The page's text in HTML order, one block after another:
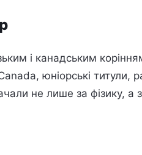
і канадським
юніорські титули,
не лише за фізику, а